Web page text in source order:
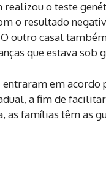
o teste
o resultado
outro casal
que estava sob
em acordo
a fim de
as famílias têm as